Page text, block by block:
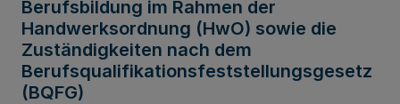
Berufsbildung im Rahmen der
Handwerksordnung (HwO) sowie die
Zuständigkeiten nach dem
Berufsqualifikationsfeststellungsgesetz
(BQFG)